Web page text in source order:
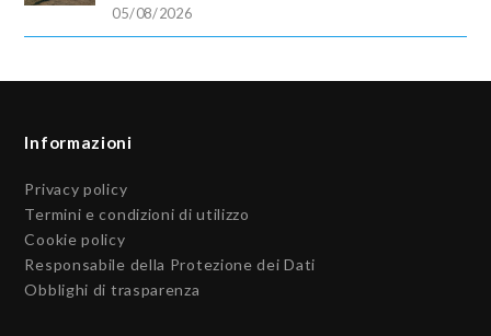
05/08/2026
Informazioni
Privacy policy
Termini e condizioni di utilizzo
Cookie policy
Responsabile della Protezione dei Dati
Obblighi di trasparenza